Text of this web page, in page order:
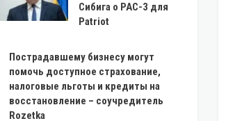
Сибига о PAC-3 для
Patriot
Пострадавшему бизнесу могут
помочь доступное страхование,
налоговые льготы и кредиты на
восстановление – соучредитель
Rozetka